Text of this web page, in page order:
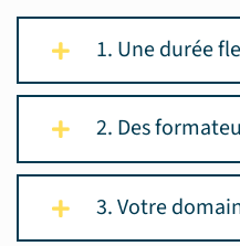
1. Une durée
2. Des
3. Votre